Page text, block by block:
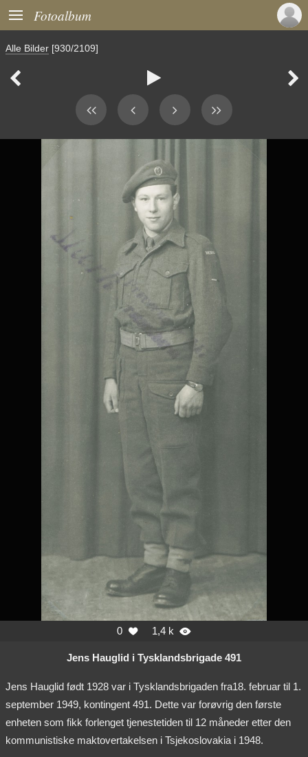
 Fotoalbum
Alle Bilder [930/2109]
  
0  1,4 k 
Jens Hauglid i Tysklandsbrigade 491
Jens Hauglid født 1928 var i Tysklandsbrigaden fra18. februar til 1.
september 1949, kontingent 491. Dette var forøvrig den første
enheten som fikk forlenget tjenestetiden til 12 måneder etter den
kommunistiske maktovertakelsen i Tsjekoslovakia i 1948.